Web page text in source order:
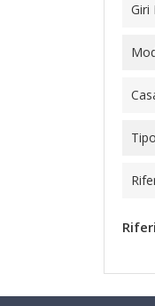
Giri